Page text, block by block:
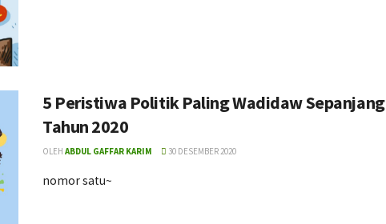
5 Peristiwa Politik Paling Wadidaw Sepanjang
Tahun 2020
OLEH ABDUL GAFFAR KARIM 30 DESEMBER 2020
nomor satu~